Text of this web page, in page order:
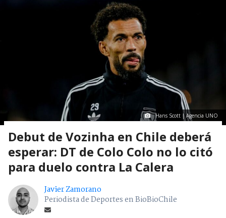
Hans Scott | Agencia UNO
Debut de Vozinha en Chile deberá
esperar: DT de Colo Colo no lo citó
para duelo contra La Calera
Javier Zamorano
Periodista de Deportes en BioBioChile